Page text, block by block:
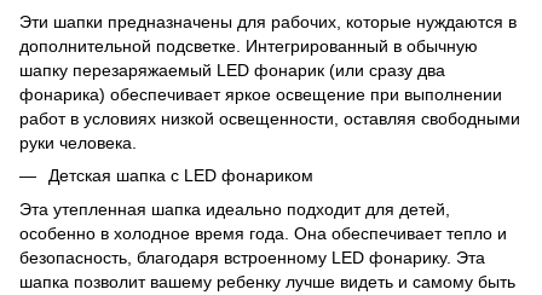
Эти шапки предназначены для рабочих, которые нуждаются в
дополнительной подсветке. Интегрированный в обычную
шапку перезаряжаемый LED фонарик (или сразу два
фонарика) обеспечивает яркое освещение при выполнении
работ в условиях низкой освещенности, оставляя свободными
руки человека.
Детская шапка с LED фонариком
Эта утепленная шапка идеально подходит для детей,
особенно в холодное время года. Она обеспечивает тепло и
безопасность, благодаря встроенному LED фонарику. Эта
шапка позволит вашему ребенку лучше видеть и самому быть